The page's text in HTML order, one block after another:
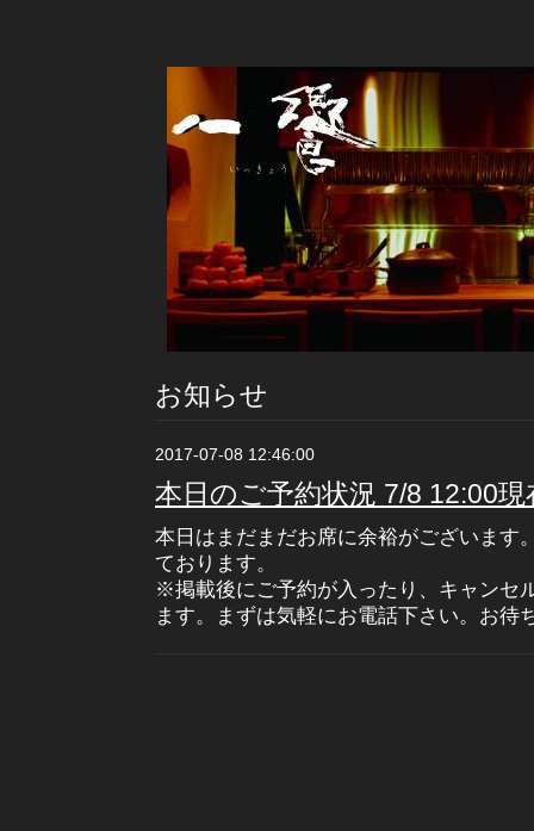
お知らせ
2017-07-08 12:46:00
本日のご予約状況 7/8 12:00現
本日はまだまだお席に余裕がございます
ております。
※掲載後にご予約が入ったり、キャンセ
ます。まずは気軽にお電話下さい。お待